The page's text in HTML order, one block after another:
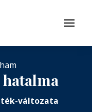
Menü
változata